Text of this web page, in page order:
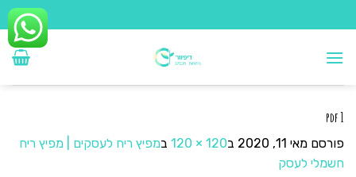
to
content
pdf 1
פורסם מאי 11, 2020 ב120 × 120 במפיץ ריח לעסקים | מפיץ ריח
חשמלי לעסק